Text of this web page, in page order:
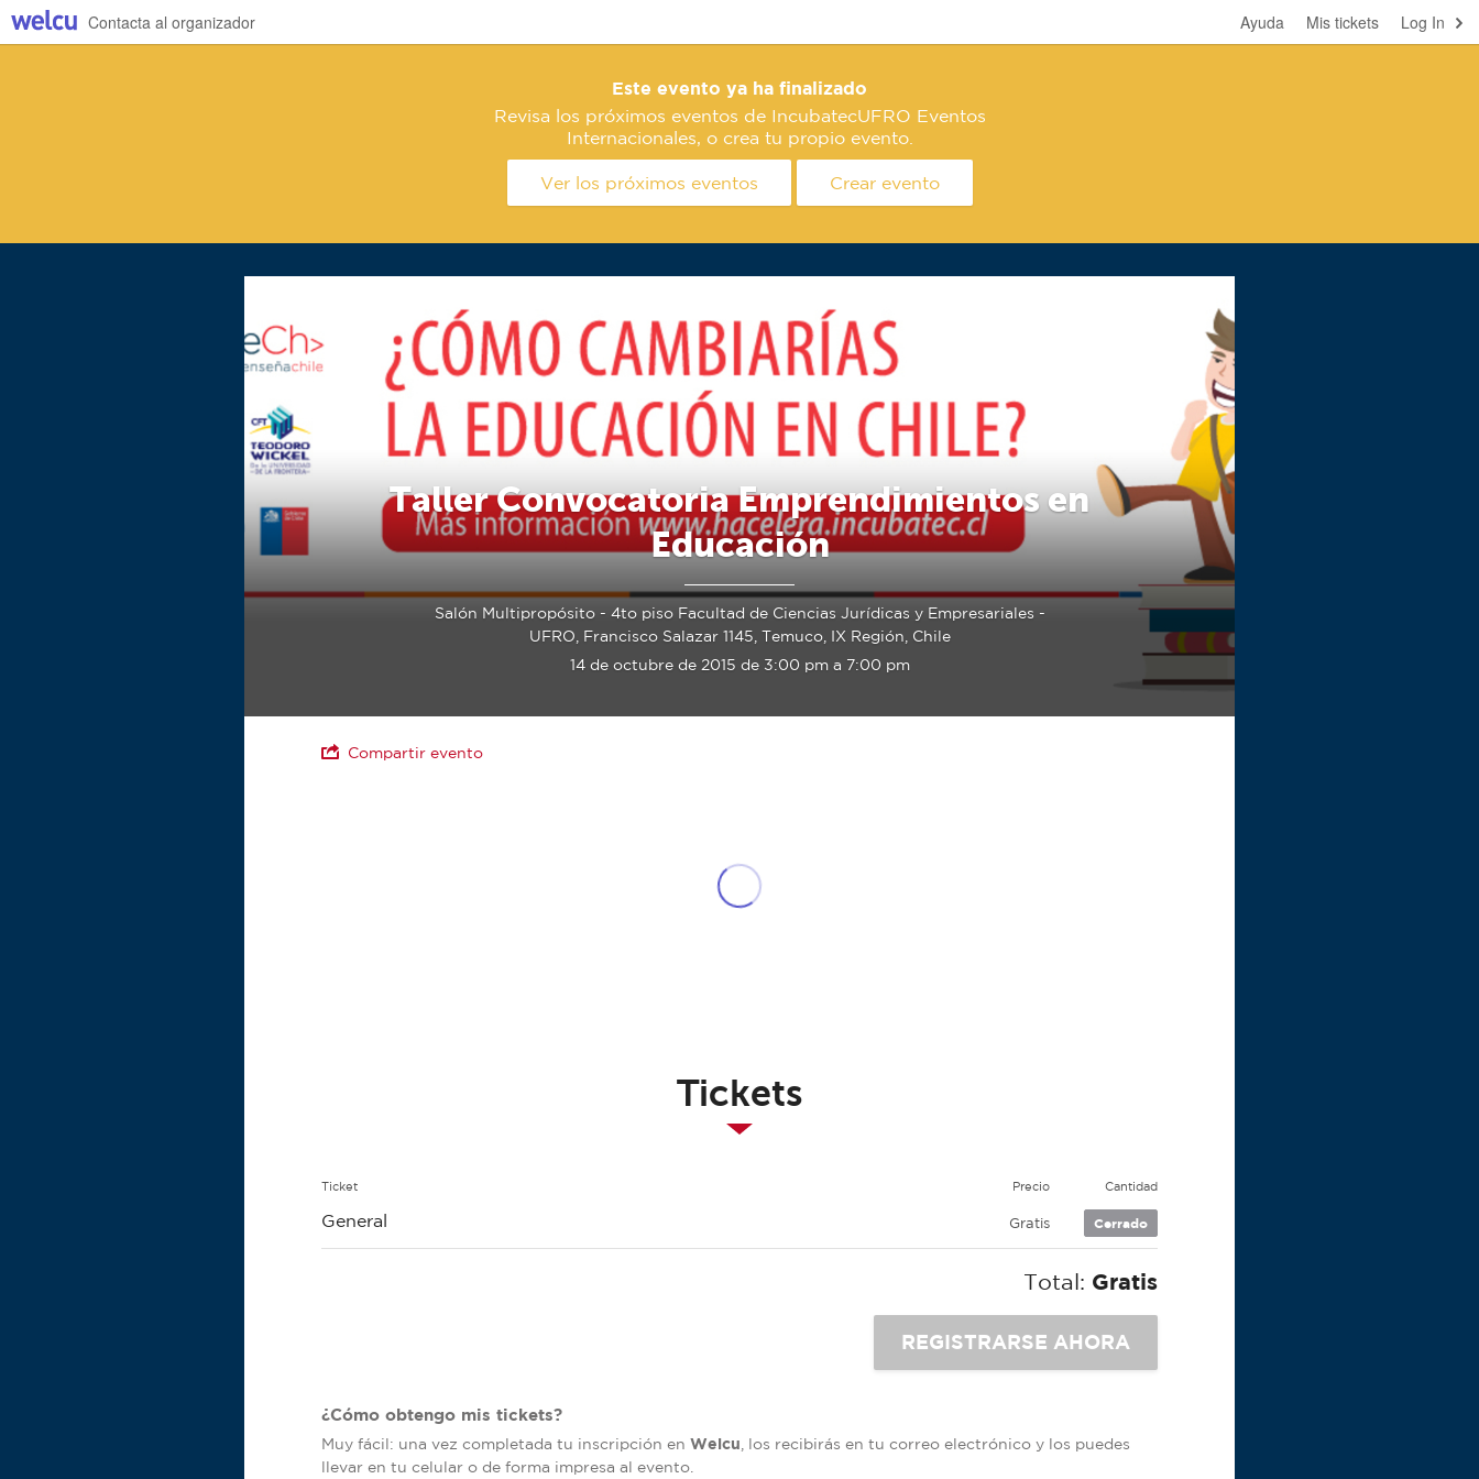
Log In
Mis tickets
Ayuda
Contacta al organizador
Este evento ya ha finalizado
Revisa los próximos eventos de IncubatecUFRO Eventos
Internacionales, o crea tu propio evento.
Ver los próximos eventos Crear evento
Taller Convocatoria Emprendimientos en
Educación
Salón Multipropósito - 4to piso Facultad de Ciencias Jurídicas y Empresariales -
UFRO, Francisco Salazar 1145, Temuco, IX Región, Chile
14 de octubre de 2015 de 3:00 pm a 7:00 pm
Compartir evento
Tickets
Ticket Precio Cantidad
General Gratis Cerrado
Total: Gratis
¿Cómo obtengo mis tickets?
Muy fácil: una vez completada tu inscripción en Welcu , los recibirás en tu correo electrónico y los puedes
llevar en tu celular o de forma impresa al evento.